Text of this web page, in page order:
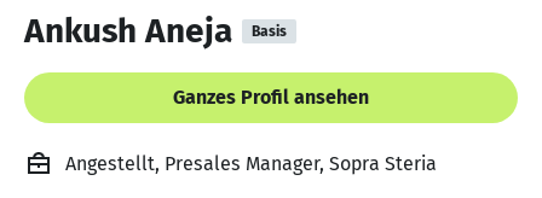
Ankush Aneja Basis
Ganzes Profil ansehen
Angestellt, Presales Manager, Sopra Steria